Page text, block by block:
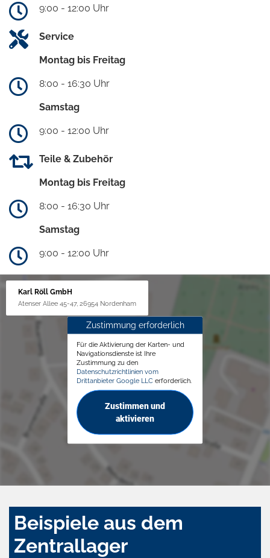
9:00 - 12:00 Uhr
Service
Montag bis Freitag
8:00 - 16:30 Uhr
Samstag
9:00 - 12:00 Uhr
Teile & Zubehör
Montag bis Freitag
8:00 - 16:30 Uhr
Samstag
9:00 - 12:00 Uhr
Karl Röll GmbH
Atenser Allee 45-47, 26954 Nordenham
Zustimmung erforderlich
Für die Aktivierung der Karten- und
Navigationsdienste ist Ihre
Zustimmung zu den
Datenschutzrichtlinien vom
Drittanbieter Google LLC erforderlich.
Zustimmen und
aktivieren
Beispiele aus dem
Zentrallager